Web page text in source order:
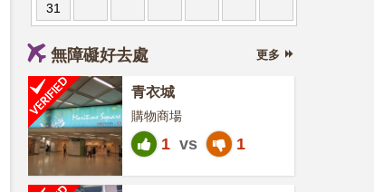
31
無障礙好去處 更多
青衣城
購物商場
1 vs 1